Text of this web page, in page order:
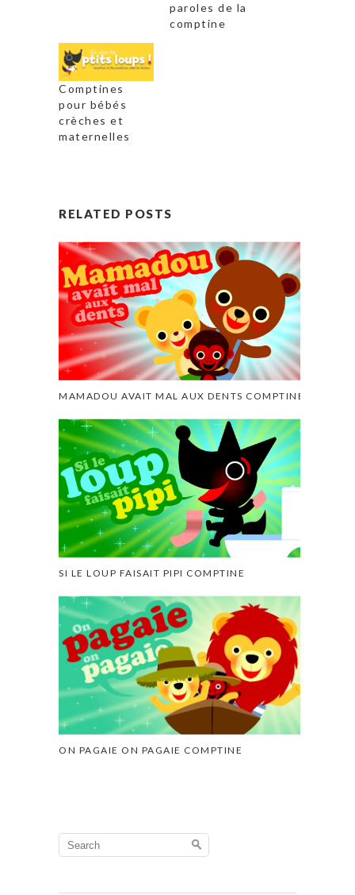
paroles de la
comptine
Comptines
pour bébés
crèches et
maternelles
RELATED POSTS
MAMADOU AVAIT MAL AUX DENTS COMPTINE
SI LE LOUP FAISAIT PIPI COMPTINE
ON PAGAIE ON PAGAIE COMPTINE
Search
for: